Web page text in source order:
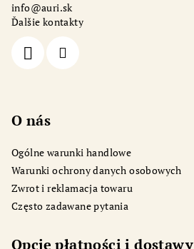
info@auri.sk
Ďalšie kontakty
O nás
Ogólne warunki handlowe
Warunki ochrony danych osobowych
Zwrot i reklamacja towaru
Często zadawane pytania
Opcje płatności i dostawy